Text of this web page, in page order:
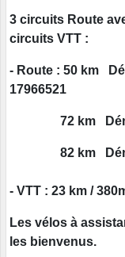
3 circuits Route
circuits VTT :
- Route : 50 km
17966521
72 km
82 km
- VTT : 23 km /
Les vélos à
les bienvenus.